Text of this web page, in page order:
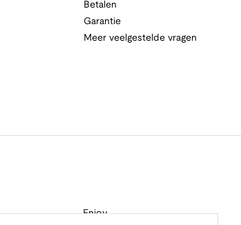
Betalen
Garantie
Meer veelgestelde vragen
Enjoy